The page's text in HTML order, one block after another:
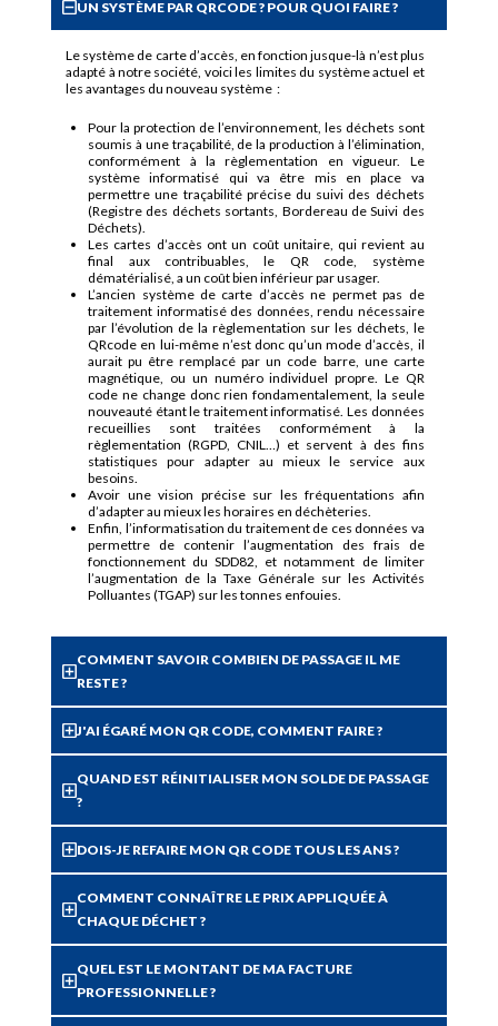
UN SYSTÈME PAR QRCODE ? POUR QUOI FAIRE ?
Le système de carte d’accès, en fonction jusque-là n’est plus
adapté à notre société, voici les limites du système actuel et
les avantages du nouveau système :
Pour la protection de l’environnement, les déchets sont
soumis à une traçabilité, de la production à l’élimination,
conformément à la règlementation en vigueur. Le
système informatisé qui va être mis en place va
permettre une traçabilité précise du suivi des déchets
(Registre des déchets sortants, Bordereau de Suivi des
Déchets).
Les cartes d’accès ont un coût unitaire, qui revient au
final aux contribuables, le QR code, système
dématérialisé, a un coût bien inférieur par usager.
L’ancien système de carte d’accès ne permet pas de
traitement informatisé des données, rendu nécessaire
par l’évolution de la règlementation sur les déchets, le
QRcode en lui-même n’est donc qu’un mode d’accès, il
aurait pu être remplacé par un code barre, une carte
magnétique, ou un numéro individuel propre. Le QR
code ne change donc rien fondamentalement, la seule
nouveauté étant le traitement informatisé. Les données
recueillies sont traitées conformément à la
règlementation (RGPD, CNIL…) et servent à des fins
statistiques pour adapter au mieux le service aux
besoins.
Avoir une vision précise sur les fréquentations afin
d’adapter au mieux les horaires en déchèteries.
Enfin, l’informatisation du traitement de ces données va
permettre de contenir l’augmentation des frais de
fonctionnement du SDD82, et notamment de limiter
l’augmentation de la Taxe Générale sur les Activités
Polluantes (TGAP) sur les tonnes enfouies.
COMMENT SAVOIR COMBIEN DE PASSAGE IL ME
RESTE ?
J'AI ÉGARÉ MON QR CODE, COMMENT FAIRE ?
QUAND EST RÉINITIALISER MON SOLDE DE PASSAGE
?
DOIS-JE REFAIRE MON QR CODE TOUS LES ANS ?
COMMENT CONNAÎTRE LE PRIX APPLIQUÉE À
CHAQUE DÉCHET ?
QUEL EST LE MONTANT DE MA FACTURE
PROFESSIONNELLE ?